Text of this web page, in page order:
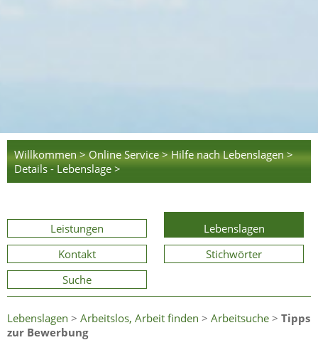
Willkommen > Online Service > Hilfe nach Lebenslagen >
Details - Lebenslage >
Leistungen
Lebenslagen
Kontakt
Stichwörter
Suche
Lebenslagen > Arbeitslos, Arbeit finden > Arbeitsuche > Tipps
zur Bewerbung